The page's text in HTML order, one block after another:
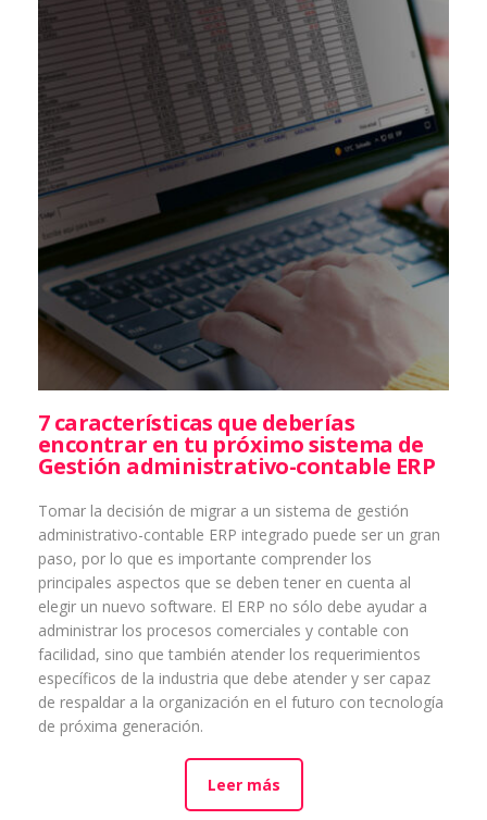
7 características que deberías
encontrar en tu próximo sistema de
Gestión administrativo-contable ERP
Tomar la decisión de migrar a un sistema de gestión
administrativo-contable ERP integrado puede ser un gran
paso, por lo que es importante comprender los
principales aspectos que se deben tener en cuenta al
elegir un nuevo software. El ERP no sólo debe ayudar a
administrar los procesos comerciales y contable con
facilidad, sino que también atender los requerimientos
específicos de la industria que debe atender y ser capaz
de respaldar a la organización en el futuro con tecnología
de próxima generación.
Leer más